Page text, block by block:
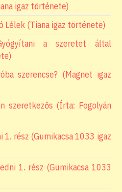
igaz története)
Lélek (Tiana igaz története)
a szeretet által
szerencse? (Magnet igaz
szeretkezős (Írta: Fogolyán
1. rész (Gumikacsa 1033 igaz
1. rész (Gumikacsa 1033